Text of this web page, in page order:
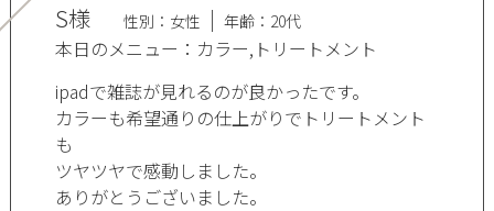
S様 性別：女性 年齢：20代
本日のメニュー：カラー,トリートメント
ipadで雑誌が見れるのが良かったです。
カラーも希望通りの仕上がりでトリートメント
も
ツヤツヤで感動しました。
ありがとうございました。